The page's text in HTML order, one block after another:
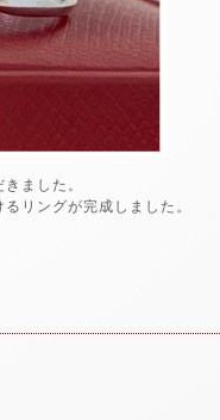
ました。
リングが完成しました。